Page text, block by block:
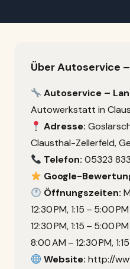
Über Autoservice
Autoservice –
Autowerkstatt in
Adresse:
Clausthal-Zellerfeld,
Telefon: 05323
Google-
Öffnungszeiten:
12:30 PM, 1:15 – 5:00
12:30 PM, 1:15 – 5:00
8:00 AM – 12:30 PM,
Website: http://